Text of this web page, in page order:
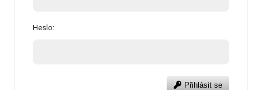
Heslo:
Přihlásit se